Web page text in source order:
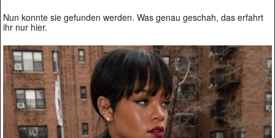
Nun konnte sie gefunden werden. Was genau geschah, das erfahrt
ihr nur hier.